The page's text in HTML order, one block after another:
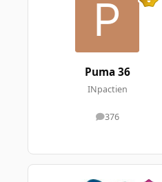
Puma 36
INpactien
376
messages